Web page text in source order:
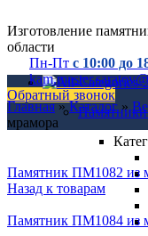
Изготовление
области
Пн-Пт с 10:00 до
Обратный звонок
Главная»Каталог»
мрамора
Памятник ПМ1082 из
Назад к товарам
Памятник ПМ1084 из